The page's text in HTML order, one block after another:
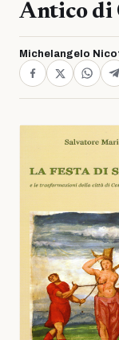
Antico di
Michelangelo